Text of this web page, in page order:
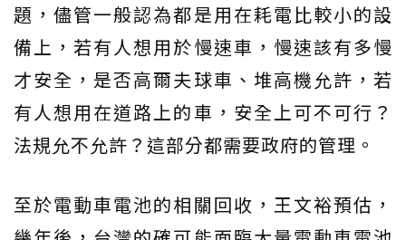
題，儘管一般認為都是用在耗電比較小的設
備上，若有人想用於慢速車，慢速該有多慢
才安全，是否高爾夫球車、堆高機允許，若
有人想用在道路上的車，安全上可不可行？
法規允不允許？這部分都需要政府的管理。
至於電動車電池的相關回收，王文裕預估，